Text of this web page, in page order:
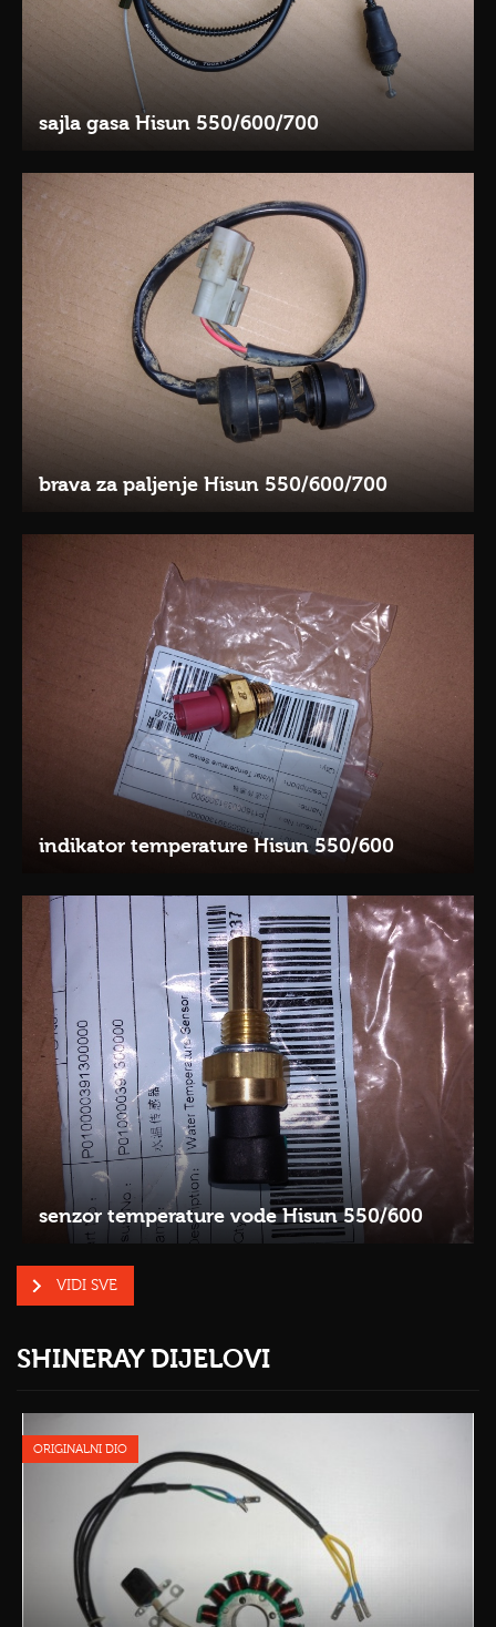
sajla gasa Hisun 550/600/700
brava za paljenje Hisun 550/600/700
indikator temperature Hisun 550/600
senzor temperature vode Hisun 550/600
VIDI SVE
SHINERAY DIJELOVI
ORIGINALNI DIO